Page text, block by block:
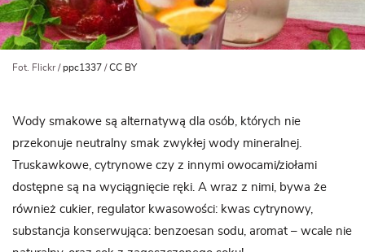
Fot. Flickr / ppc1337 /CC BY
Wody smakowe są alternatywą dla osób, których nie
przekonuje neutralny smak zwykłej wody mineralnej.
Truskawkowe, cytrynowe czy z innymi owocami/ziołami
dostępne są na wyciągnięcie ręki. A wraz z nimi, bywa że
również cukier, regulator kwasowości: kwas cytrynowy,
substancja konserwująca: benzoesan sodu, aromat – wcale nie